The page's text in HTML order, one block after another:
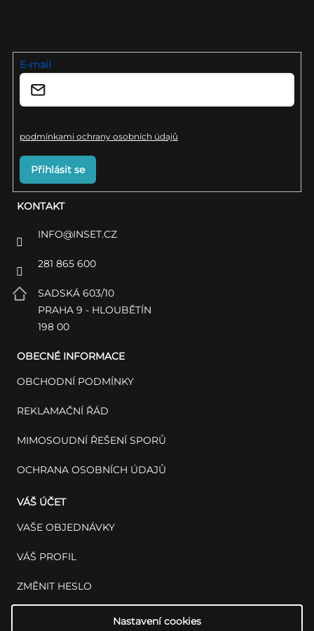
KONTAKT
INFO@INSET.CZ
281 865 600
SADSKÁ 603/10
PRAHA 9 - HLOUBĚTÍN
198 00
OBECNÉ INFORMACE
OBCHODNÍ PODMÍNKY
REKLAMAČNÍ ŘÁD
MIMOSOUDNÍ ŘEŠENÍ SPORŮ
OCHRANA OSOBNÍCH ÚDAJŮ
VÁŠ ÚČET
VAŠE OBJEDNÁVKY
VÁŠ PROFIL
ZMĚNIT HESLO
Nastavení cookies
E-mail
podmínkami ochrany osobních údajů
Přihlásit se